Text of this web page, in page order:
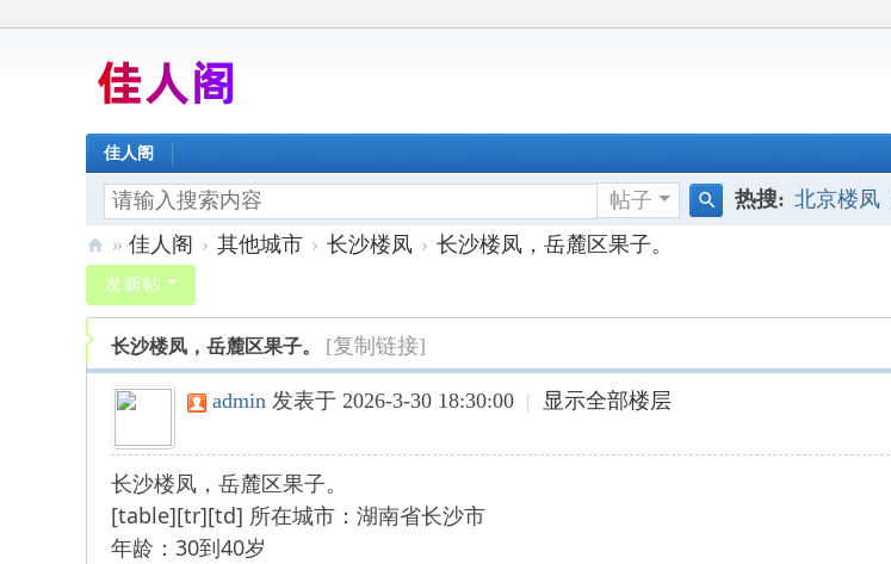
佳人阁
帖子
热搜: 北京楼凤
人
阁
» 佳人阁 › 其他城市 › 长沙楼凤 › 长沙楼凤，岳麓区果子。
发新帖
长沙楼凤，岳麓区果子。 [复制链接]
admin 发表于 2026-3-30 18:30:00 | 显示全部楼层
长沙楼凤，岳麓区果子。
[table][tr][td] 所在城市：湖南省长沙市
年龄：30到40岁